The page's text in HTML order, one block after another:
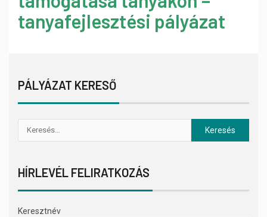
tanyafejlesztési pályázat
PÁLYÁZAT KERESŐ
HÍRLEVÉL FELIRATKOZÁS
Keresztnév